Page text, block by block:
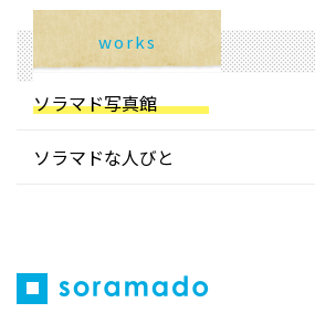
works
ソラマド写真館
ソラマドな人びと